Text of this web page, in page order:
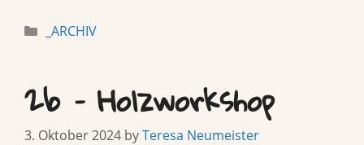
Categories
_ARCHIV
2b – Holzworkshop
3. Oktober 2024 byTeresa Neumeister